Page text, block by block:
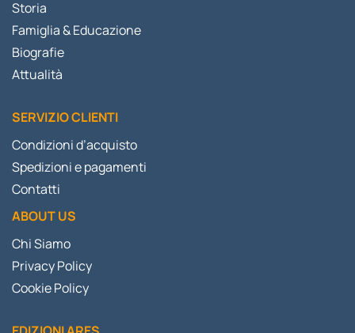
Storia
Famiglia & Educazione
Biografie
Attualità
SERVIZIO CLIENTI
Condizioni d’acquisto
Spedizioni e pagamenti
Contatti
ABOUT US
Chi Siamo
Privacy Policy
Cookie Policy